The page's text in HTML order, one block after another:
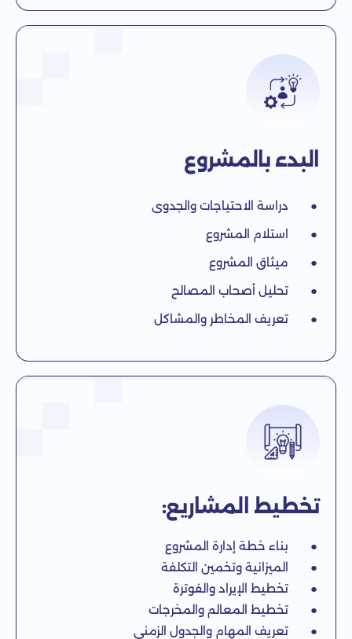
البدء بالمشروع
● دراسة الاحتياجات والجدوى
● استلام المشروع
● ميثاق المشروع
● تحليل أصحاب المصالح
● تعريف المخاطر والمشاكل
تخطيط المشاريع:
● بناء خطة إدارة المشروع
● الميزانية وتخمين التكلفة
● تخطيط الإيراد والفوترة
● تخطيط المعالم والمخرجات
● تعريف المهام والجدول الزمني